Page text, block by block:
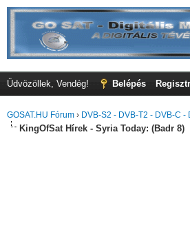
Üdvözöllek, Vendég! Belépés
GOSAT.HU Fórum › DVB-S2 - DVB-T2 - DVB-C -
KingOfSat Hírek - Syria Today: (Badr 8)